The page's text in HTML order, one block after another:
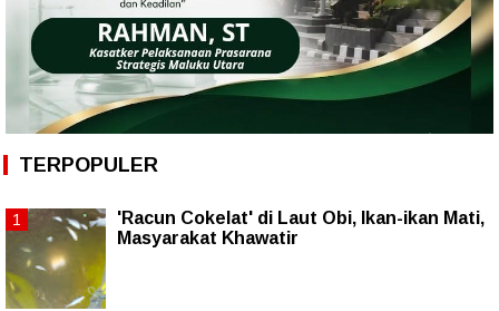
TERPOPULER
'Racun Cokelat' di Laut Obi, Ikan-ikan Mati,
Masyarakat Khawatir